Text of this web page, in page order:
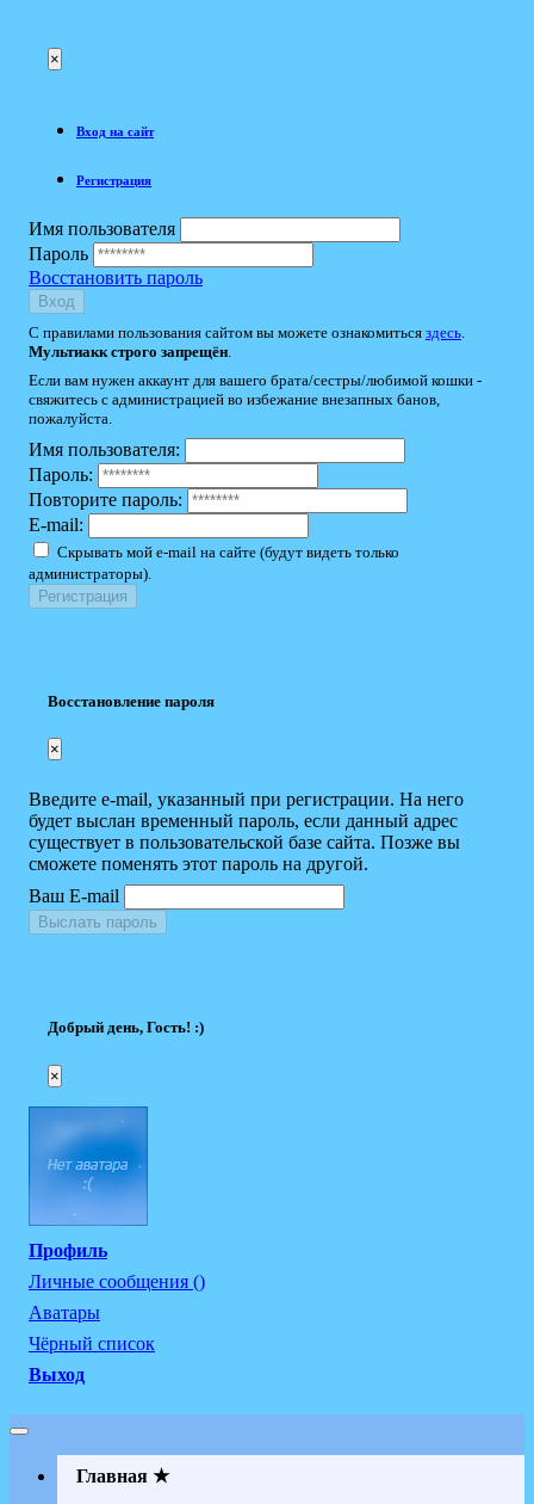
×
Вход на сайт
Регистрация
Имя пользователя
Пароль
Восстановить пароль
Вход
С правилами пользования сайтом вы можете ознакомиться здесь
Мультиакк строго запрещён
Если вам нужен аккаунт для вашего брата/сестры/любимой кошки -
свяжитесь с администрацией во избежание внезапных банов,
пожалуйста.
Имя пользователя:
Пароль:
Повторите пароль:
E-mail:
Скрывать мой e-mail на сайте (будут видеть только
администраторы).
Восстановление пароля
×
Введите e-mail, указанный при регистрации. На него
будет выслан временный пароль, если данный адрес
существует в пользовательской базе сайта. Позже вы
сможете поменять этот пароль на другой.
Ваш E-mail
Выслать пароль
Добрый день, Гость! :)
×
Профиль
Личные сообщения ()
Аватары
Чёрный список
Выход
Главная ★